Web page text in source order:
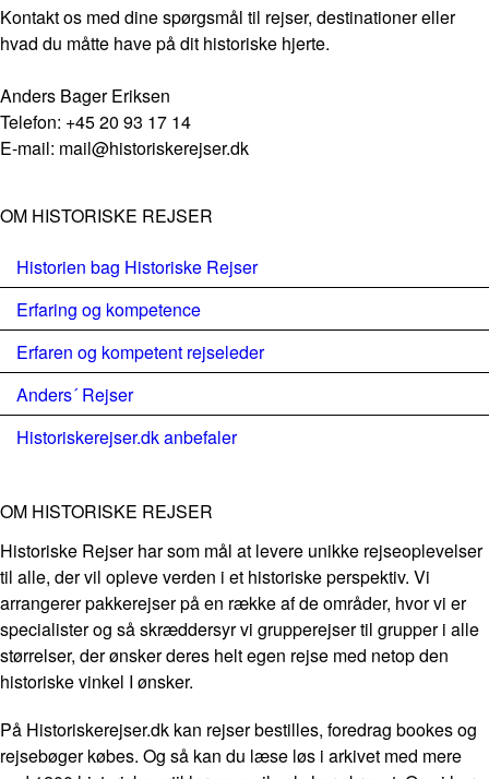
Kontakt os med dine spørgsmål til rejser, destinationer eller
hvad du måtte have på dit historiske hjerte.
Anders Bager Eriksen
Telefon: +45 20 93 17 14
E-mail: mail@historiskerejser.dk
OM HISTORISKE REJSER
Historien bag Historiske Rejser
Erfaring og kompetence
Erfaren og kompetent rejseleder
Anders´ Rejser
Historiskerejser.dk anbefaler
OM HISTORISKE REJSER
Historiske Rejser har som mål at levere unikke rejseoplevelser
til alle, der vil opleve verden i et historiske perspektiv. Vi
arrangerer pakkerejser på en række af de områder, hvor vi er
specialister og så skræddersyr vi grupperejser til grupper i alle
størrelser, der ønsker deres helt egen rejse med netop den
historiske vinkel I ønsker.
På Historiskerejser.dk kan rejser bestilles, foredrag bookes og
rejsebøger købes. Og så kan du læse løs i arkivet med mere